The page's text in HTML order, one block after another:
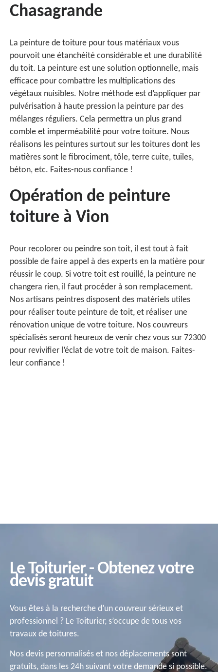
Chasagrande
La peinture de toiture pour tous matériaux vous
pourvoit une étanchéité considérable et une durabilité
du toit. La peinture est une solution optionnelle, mais
efficace pour combattre les multiplications des
végétaux nuisibles. Notre méthode est d’appliquer par
pulvérisation à haute pression la peinture par des
mélanges réguliers. Cela permettra un plus grand
comble et imperméabilité pour votre toiture. Nous
réalisons les peintures surtout sur les toitures dont les
matières sont le fibrociment, tôle, terre cuite, tuiles,
béton, etc. Faites-nous confiance !
Opération de peinture
toiture à Vion
Pour recolorer ou peindre son toit, il est tout à fait
possible de faire appel à des experts en la matière pour
réussir le coup. Si votre toit est rouillé, la peinture ne
changera rien, il faut procéder à son remplacement.
Nos artisans peintres disposent des matériels utiles
pour réaliser toute peinture de toit, et réaliser une
rénovation unique de votre toiture. Nos couvreurs
spécialisés seront heureux de venir chez vous sur 72300
pour revivifier l’éclat de votre toit de maison. Faites-
leur confiance !
Le Toiturier - Obtenez votre
devis gratuit
Vous êtes à la recherche d’un couvreur sérieux et
professionnel ? Le Toiturier, s’occupe de tous vos
travaux de toitures.
Nos devis personnalisés et nos déplacements sont
gratuits, dans les 24h suivant votre demande si possible.